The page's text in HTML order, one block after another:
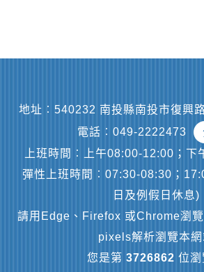
地址︰540232 南投縣南投市復興
電話︰049-2222473
上班時間︰上午08:00-12:00；下
彈性上班時間︰07:30-08:30；
日及例假日休息)
請用Edge、Firefox 或Chrome瀏
pixels解析瀏覽本網
您是第 3726862 位瀏